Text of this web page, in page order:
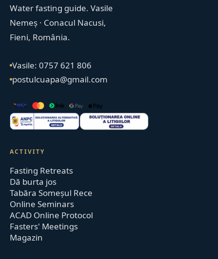
Water fasting guide. Vasile
Nemeș · Conacul Nacusi,
Fieni, România.
Vasile: 0757 621 806
postulcuapa@gmail.com
ACTIVITY
Fasting Retreats
Dă burta jos
Tabăra Someșul Rece
Online Seminars
ACAD Online Protocol
Fasters' Meetings
Magazin